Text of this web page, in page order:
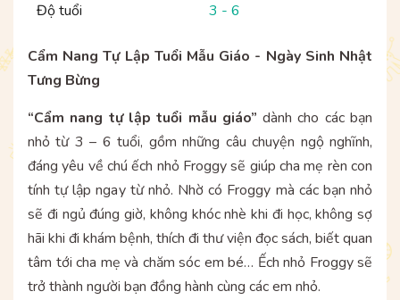
Độ tuổi
3 - 6
Cẩm Nang Tự Lập Tuổi Mẫu Giáo - Ngày Sinh Nhật
Tưng Bừng
“Cẩm nang tự lập tuổi mẫu giáo” dành cho các bạn
nhỏ từ 3 – 6 tuổi, gồm những câu chuyện ngộ nghĩnh,
đáng yêu về chú ếch nhỏ Froggy sẽ giúp cha mẹ rèn con
tính tự lập ngay từ nhỏ. Nhờ có Froggy mà các bạn nhỏ
sẽ đi ngủ đúng giờ, không khóc nhè khi đi học, không sợ
hãi khi đi khám bệnh, thích đi thư viện đọc sách, biết quan
tâm tới cha mẹ và chăm sóc em bé… Ếch nhỏ Froggy sẽ
trở thành người bạn đồng hành cùng các em nhỏ.